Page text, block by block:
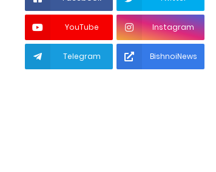
YouTube Instagram
Telegram BishnoiNews